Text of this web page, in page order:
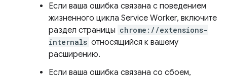
Если ваша ошибка связана с поведением
жизненного цикла Service Worker, включите
раздел страницы chrome://extensions-
internals относящийся к вашему
расширению.
Если ваша ошибка связана со сбоем,